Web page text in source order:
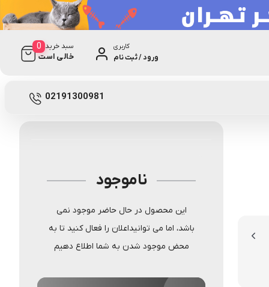
کاربری
ورود / ثبت نام
سبد خرید
خالی است
0
02191300981
A90858 0 دیدگاه
ناموجود
این محصول در حال حاضر موجود نمی
باشد، اما می توانیداعلان را فعال کنید تا به
محض موجود شدن به شما اطلاع دهیم